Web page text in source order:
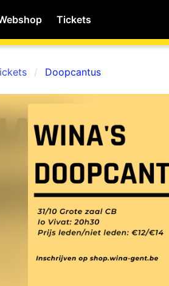
Tickets
MyWiNA
Home
Doopcantus